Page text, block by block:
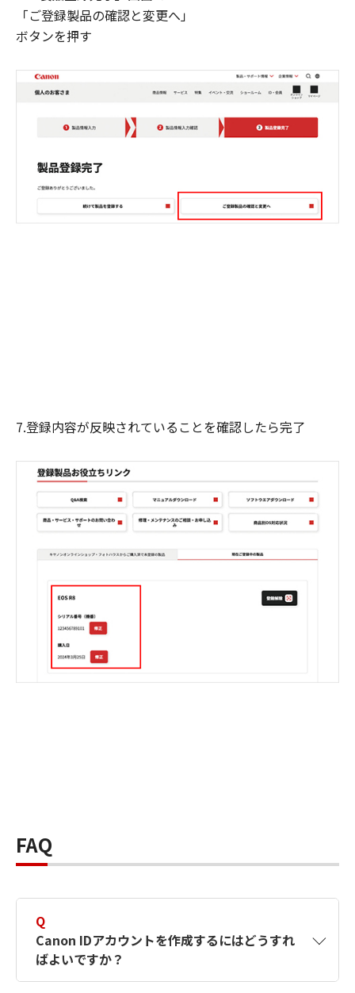
「ご登録製品の確認と変更へ」
ボタンを押す
7.登録内容が反映されていることを確認したら完了
FAQ
Q
Canon IDアカウントを作成するにはどうすれ
ばよいですか？